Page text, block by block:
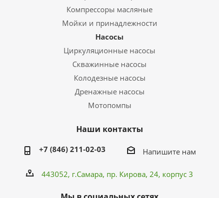
Компрессоры масляные
Мойки и принадлежности
Насосы
Циркуляционные насосы
Скважинные насосы
Колодезные насосы
Дренажные насосы
Мотопомпы
Наши контакты
+7 (846) 211-02-03 Напишите нам
443052, г.Самара, пр. Кирова, 24, корпус 3